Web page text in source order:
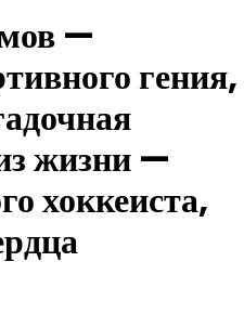
—
гения,
жизни —
хоккеиста,